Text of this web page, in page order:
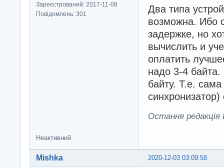
Зареєстрований: 2017-11-08
Повідомлень: 301
Два типа
возможна. Ибо
задержке, но
вычислить и
оплатить
надо 3-4
байту. Т.е.
синхронизатор)
Остання редакція
Неактивний
2020-12-03 03:09:58
Mishka